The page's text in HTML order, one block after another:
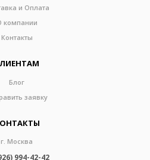
и Оплата
компании
Контакты
Блог
заявку
г. Москва
994-42-42